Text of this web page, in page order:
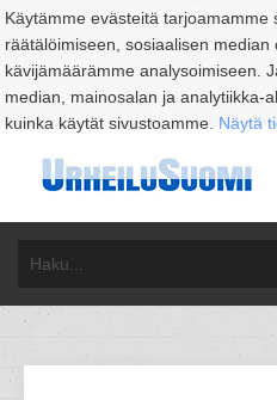
Käytämme evästeitä tarjoamamme
räätälöimiseen, sosiaalisen
kävijämäärämme analysoimiseen.
median, mainosalan ja analytiikka-
kuinka käytät sivustoamme. Näytä